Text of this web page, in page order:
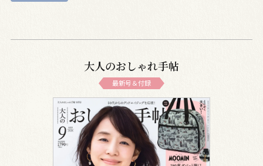
大人のおしゃれ手帖
最新号＆付録